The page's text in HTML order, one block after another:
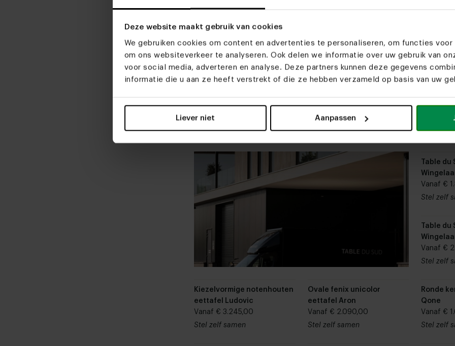
Deze website maakt gebruik van cookies
We gebruiken cookies om content en advertenties te personaliseren, om functies
om ons websiteverkeer te analyseren. Ook delen we informatie over uw gebruik van
voor social media, adverteren en analyse. Deze partners kunnen deze gegevens
informatie die u aan ze heeft verstrekt of die ze hebben verzameld op basis van uw
Liever niet Aanpassen
bartafel O-poot
Vanaf € 2.510,00
Stel zelf samen
Wingelaar deens ovale
eettafel Cas
Vanaf € 2.075,00
Stel zelf samen
eettafel
Vanaf €
Stel zelf
Deens ovale fenix unicolor
Vanaf € 2.090,00
Stel zelf samen
Table du Sud x Studio
eettafel
Vanaf € 2.255,00
Stel zelf samen
Vanaf €
Stel zelf
Table du
Olmo
Vanaf €
Stel zelf
Table du
Pip
Vanaf €
Stel zelf
Kiezelvormige notenhouten
eettafel Ludovic
Vanaf € 3.245,00
Stel zelf samen
Ovale fenix unicolor
eettafel Aron
Vanaf € 2.090,00
Stel zelf samen
Ronde
Qone
Vanaf €
Stel zelf